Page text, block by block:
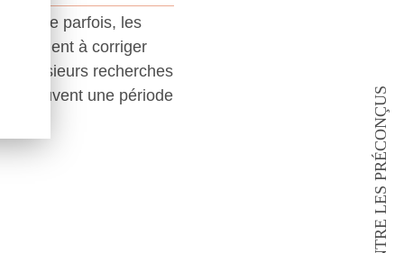
CONTRE LES PRÉCONÇUS
pense parfois, les
à corriger
Plusieurs recherches
souvent une période